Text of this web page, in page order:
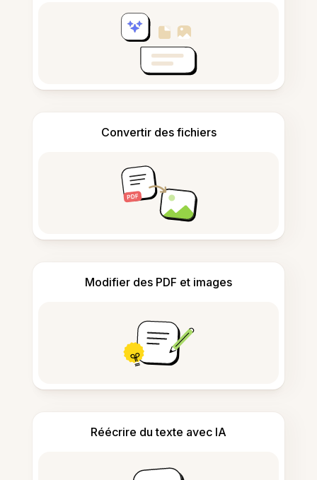
Convertir des fichiers
Modifier des PDF et images
Réécrire du texte avec IA